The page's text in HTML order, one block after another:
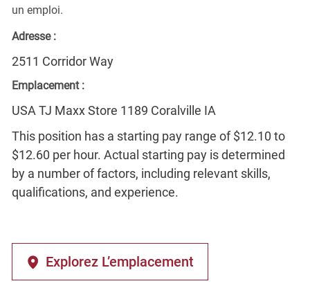
un emploi.
Adresse :
2511 Corridor Way
Emplacement :
USA TJ Maxx Store 1189 Coralville IA
This position has a starting pay range of $12.10 to
$12.60 per hour. Actual starting pay is determined
by a number of factors, including relevant skills,
qualifications, and experience.
Explorez L’emplacement